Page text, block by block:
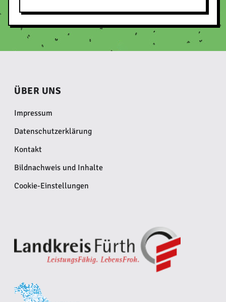
ÜBER UNS
Impressum
Datenschutzerklärung
Kontakt
Bildnachweis und Inhalte
Cookie-Einstellungen